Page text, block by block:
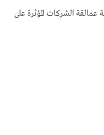
عمالقة الشركات المؤثرة على